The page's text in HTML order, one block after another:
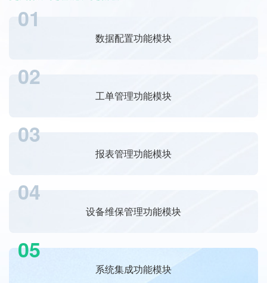
数据配置功能模块
01
工单管理功能模块
02
报表管理功能模块
03
设备维保管理功能模块
04
系统集成功能模块
05